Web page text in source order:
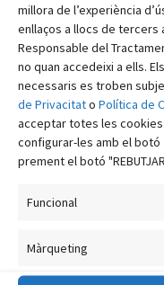
millora de l’experiència
enllaços a llocs de tercers
Responsable del
no quan accedeixi a ells.
necessaris es troben
de Privacitato Política de
acceptar totes les cookies
configurar-les amb el botó
prement el botó
Funcional
Màrqueting
juliol 2023
juny 2023
maig 2023
abril 2023
març 2023
gener 2023